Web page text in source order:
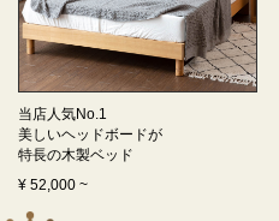
当店人気No.1
美しいヘッドボードが
特長の木製ベッド
¥ 52,000 ~